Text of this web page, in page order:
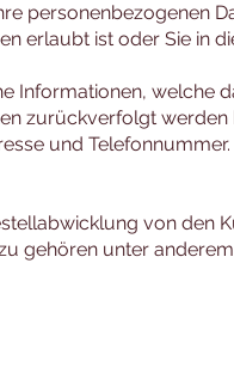
personenbezogenen
erlaubt ist oder Sie in
Informationen, welche
zurückverfolgt werden
und Telefonnummer.
von den
gehören unter